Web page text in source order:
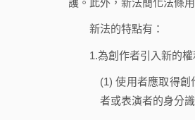
新法的特點有：
1.為創作者引入新的
(1) 使用者應取得
者或表演者的身分